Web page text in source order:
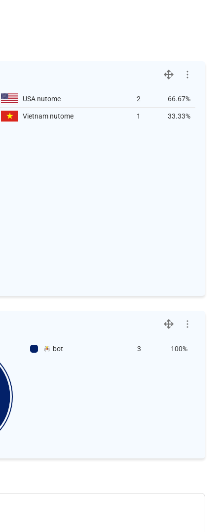
USA nutome 2 66.67%
Vietnam nutome 1 33.33%
bot 3 100%